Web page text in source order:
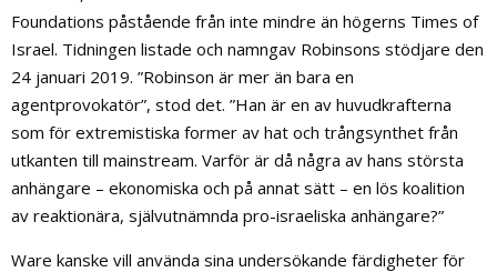
Foundations påstående från inte mindre än högerns Times of
Israel. Tidningen listade och namngav Robinsons stödjare den
24 januari 2019. ”Robinson är mer än bara en
agentprovokatör”, stod det. ”Han är en av huvudkrafterna
som för extremistiska former av hat och trångsynthet från
utkanten till mainstream. Varför är då några av hans största
anhängare – ekonomiska och på annat sätt – en lös koalition
av reaktionära, självutnämnda pro-israeliska anhängare?”
Ware kanske vill använda sina undersökande färdigheter för